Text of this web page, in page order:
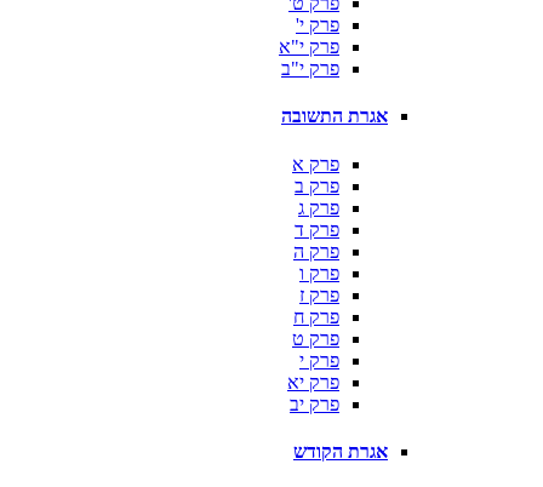
פרק י'
פרק י"א
פרק י"ב
אגרת התשובה
פרק א
פרק ב
פרק ג
פרק ד
פרק ה
פרק ו
פרק ז
פרק ח
פרק ט
פרק י
פרק יא
פרק יב
אגרת הקודש